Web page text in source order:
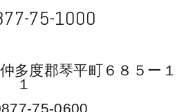
75-1000
多度郡琴平町６８５ー１
１
75-0600